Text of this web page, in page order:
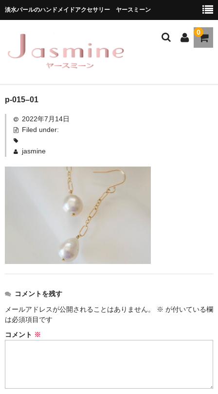
淡水パールのハンドメイドアクセサリー ヤースミーン
0
ホーム
商品一覧
★お勧め商品
p-015–01
2022年7月14日
Filed under:
jasmine
コメントを残す
メールアドレスが公開されることはありません。
※ が付いている欄
は必須項目です
コメント ※